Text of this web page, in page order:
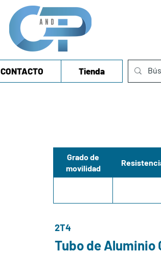
CONTACTO Tienda
Grado de
movilidad
2T4
Tubo de